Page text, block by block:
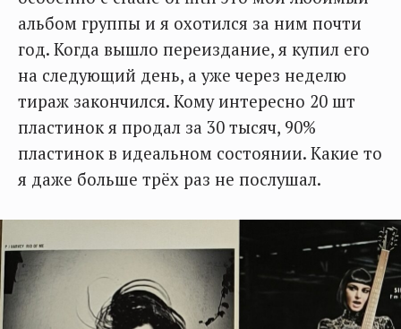
альбом группы и я охотился за ним почти
год. Когда вышло переиздание, я купил его
на следующий день, а уже через неделю
тираж закончился. Кому интересно 20 шт
пластинок я продал за 30 тысяч, 90%
пластинок в идеальном состоянии. Какие то
я даже больше трёх раз не послушал.